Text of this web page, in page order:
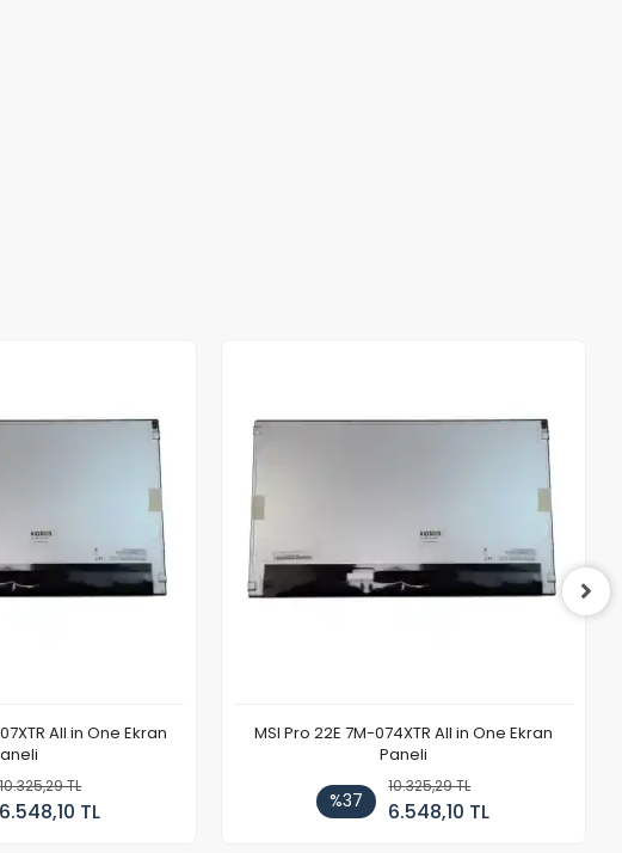
All in One Ekran
10.325,29 TL
6.548,10 TL
MSI Pro 22E 7M-074XTR All in One Ekran
Paneli
%37
10.325,29 TL
6.548,10 TL